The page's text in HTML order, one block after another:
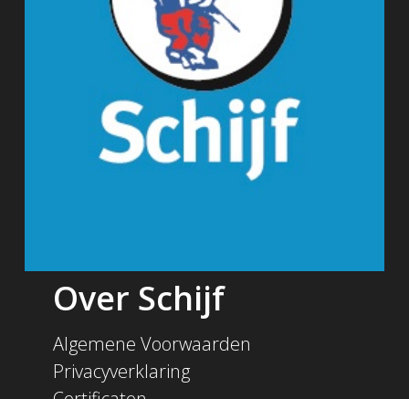
Over Schijf
Algemene Voorwaarden
Privacyverklaring